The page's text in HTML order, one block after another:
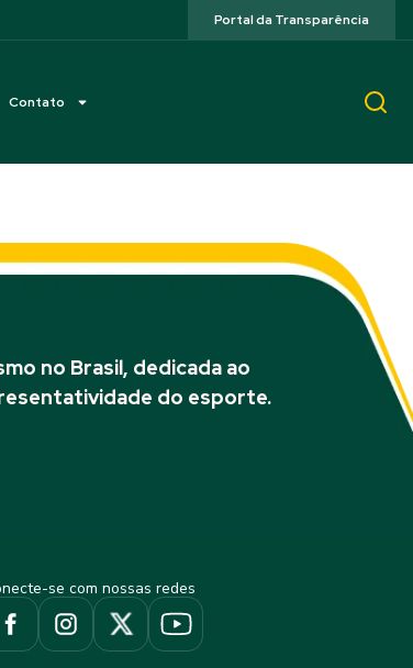
Portal da Transparência
Contato
no Brasil, dedicada ao
do esporte.
se com nossas redes